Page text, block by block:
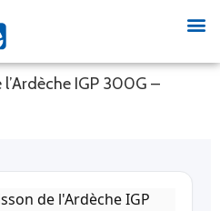
l’Ardèche IGP 300G –